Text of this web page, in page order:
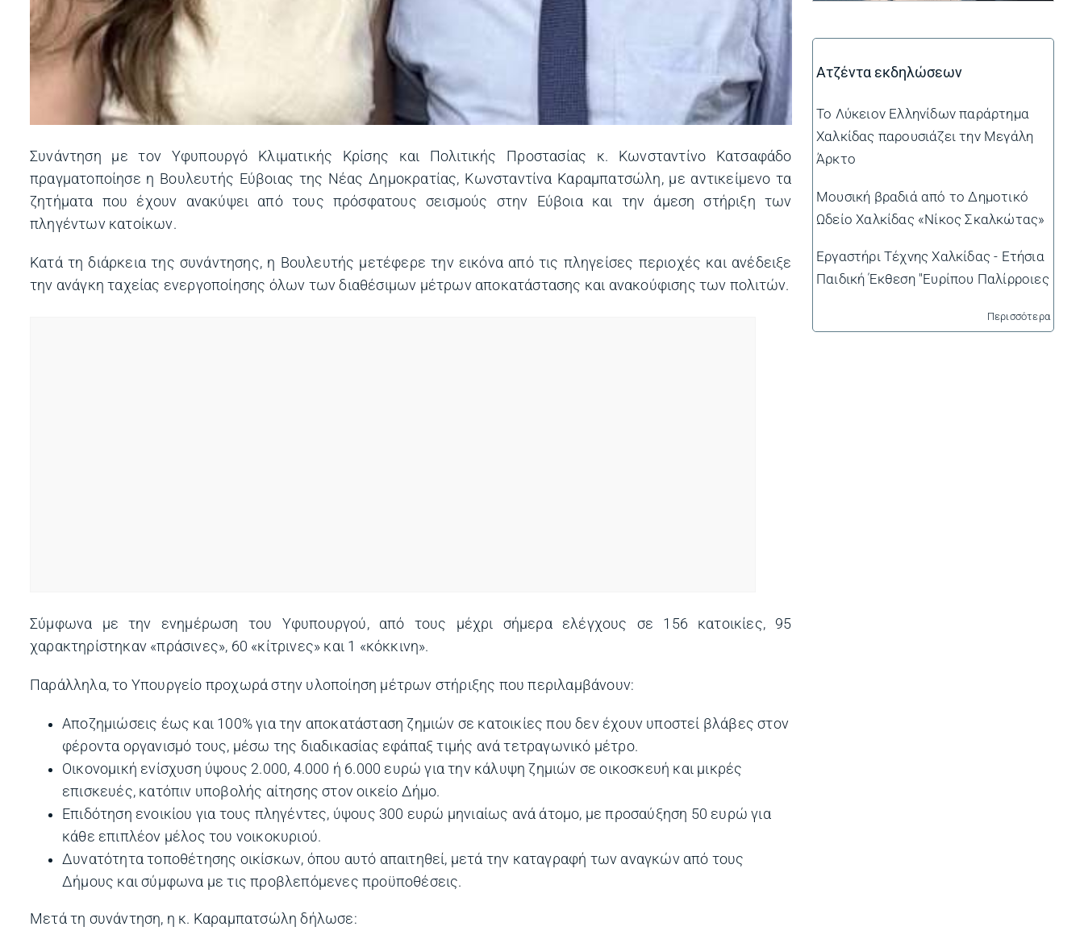
Συνάντηση με τον Υφυπουργό Κλιματικής Κρίσης και Πολιτικής Προστασίας κ. Κωνσταντίνο Κατσαφάδο
πραγματοποίησε η Βουλευτής Εύβοιας της Νέας Δημοκρατίας, Κωνσταντίνα Καραμπατσώλη, με αντικείμενο τα
ζητήματα που έχουν ανακύψει από τους πρόσφατους σεισμούς στην Εύβοια και την άμεση στήριξη των
πληγέντων κατοίκων.
Κατά τη διάρκεια της συνάντησης, η Βουλευτής μετέφερε την εικόνα από τις πληγείσες περιοχές και ανέδειξε
την ανάγκη ταχείας ενεργοποίησης όλων των διαθέσιμων μέτρων αποκατάστασης και ανακούφισης των πολιτών.
Σύμφωνα με την ενημέρωση του Υφυπουργού, από τους μέχρι σήμερα ελέγχους σε 156 κατοικίες, 95
χαρακτηρίστηκαν «πράσινες», 60 «κίτρινες» και 1 «κόκκινη».
Παράλληλα, το Υπουργείο προχωρά στην υλοποίηση μέτρων στήριξης που περιλαμβάνουν:
Αποζημιώσεις έως και 100% για την αποκατάσταση ζημιών σε κατοικίες που δεν έχουν υποστεί βλάβες στον
φέροντα οργανισμό τους, μέσω της διαδικασίας εφάπαξ τιμής ανά τετραγωνικό μέτρο.
Οικονομική ενίσχυση ύψους 2.000, 4.000 ή 6.000 ευρώ για την κάλυψη ζημιών σε οικοσκευή και μικρές
επισκευές, κατόπιν υποβολής αίτησης στον οικείο Δήμο.
Επιδότηση ενοικίου για τους πληγέντες, ύψους 300 ευρώ μηνιαίως ανά άτομο, με προσαύξηση 50 ευρώ για
κάθε επιπλέον μέλος του νοικοκυριού.
Δυνατότητα τοποθέτησης οικίσκων, όπου αυτό απαιτηθεί, μετά την καταγραφή των αναγκών από τους
Δήμους και σύμφωνα με τις προβλεπόμενες προϋποθέσεις.
Μετά τη συνάντηση, η κ. Καραμπατσώλη δήλωσε:
Ατζέντα εκδηλώσεων
Το Λύκειον Ελληνίδων παράρτημα
Χαλκίδας παρουσιάζει την Μεγάλη
Άρκτο
Μουσική βραδιά από το Δημοτικό
Ωδείο Χαλκίδας «Νίκος Σκαλκώτας»
Εργαστήρι Τέχνης Χαλκίδας - Ετήσια
Παιδική Έκθεση "Ευρίπου Παλίρροιες
Περισσότερα